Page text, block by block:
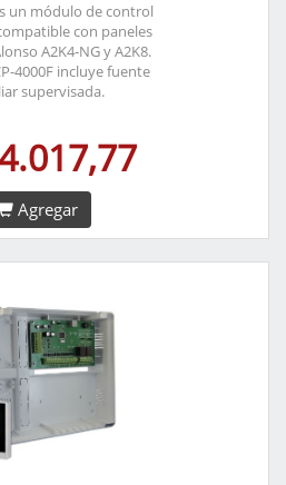
un módulo de control
con paneles
A2K4-NG y A2K8.
4000F incluye fuente
supervisada.
Agregar